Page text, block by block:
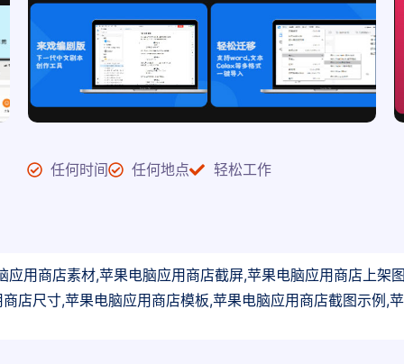
任何时间 任何地点 轻松工作
用商店素材,苹果电脑应用商店截屏,苹果电脑应用商店上架
店尺寸,苹果电脑应用商店模板,苹果电脑应用商店截图示例,